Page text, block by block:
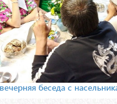
беседа с